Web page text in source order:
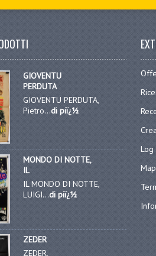
GIOVENTU
PERDUTA
GIOVENTU PERDUTA,
Pietro...di piï¿½
MONDO DI NOTTE,
IL
IL MONDO DI NOTTE,
LUIGI...di piï¿½
ZEDER
ZEDER,
Log